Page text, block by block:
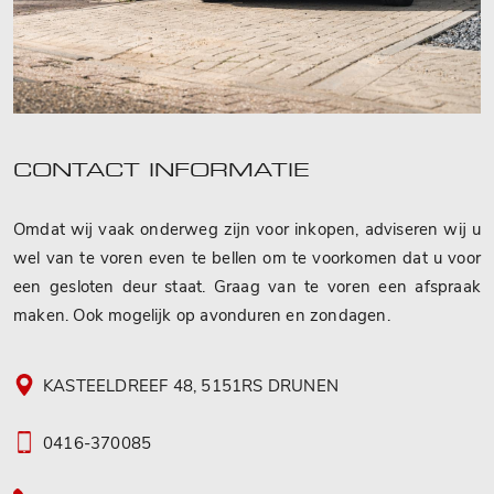
CONTACT INFORMATIE
Omdat wij vaak onderweg zijn voor inkopen, adviseren wij u
wel van te voren even te bellen om te voorkomen dat u voor
een gesloten deur staat. Graag van te voren een afspraak
maken. Ook mogelijk op avonduren en zondagen.
KASTEELDREEF 48, 5151RS DRUNEN
0416-370085